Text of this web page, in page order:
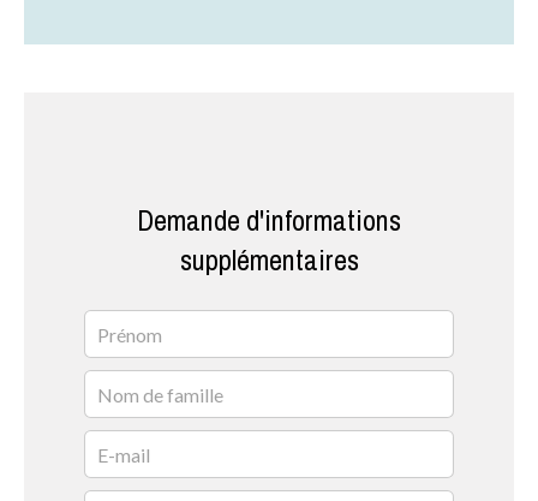
Demande d'informations
supplémentaires